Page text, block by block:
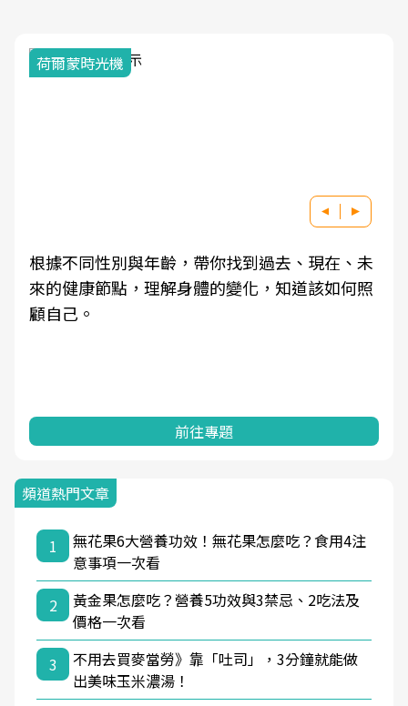
荷爾蒙時光機
根據不同性別與年齡，帶你找到過去、現在、未
來的健康節點，理解身體的變化，知道該如何照
顧自己。
前往專題
頻道熱門文章
1
無花果6大營養功效！無花果怎麼吃？食用4注
意事項一次看
2
黃金果怎麼吃？營養5功效與3禁忌、2吃法及
價格一次看
3
不用去買麥當勞》靠「吐司」，3分鐘就能做
出美味玉米濃湯！